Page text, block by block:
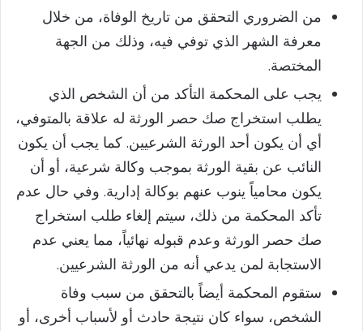
من الضروري التحقق من تاريخ الوفاة، من خلال
معرفة الشهر الذي توفي فيه، وذلك من الجهة
المختصة.
يجب على المحكمة التأكد من أن الشخص الذي
يطلب استخراج صك حصر الورثة له علاقة بالمتوفي،
أي أن يكون أحد الورثة الشرعيين. كما يجب أن يكون
النائب عن بقية الورثة بموجب وكالة شرعية، أو أن
يكون محامياً ينوب عنهم بوكالة إدارية. وفي حال عدم
تأكد المحكمة من ذلك، سيتم إلغاء طلب استخراج
صك حصر الورثة وعدم قبوله نهائياً، مما يعني عدم
الاستجابة لمن يدعي أنه من الورثة الشرعيين.
ستقوم المحكمة أيضاً بالتحقق من سبب وفاة
الشخص، سواء كان نتيجة حادث أو لأسباب أخرى، أو